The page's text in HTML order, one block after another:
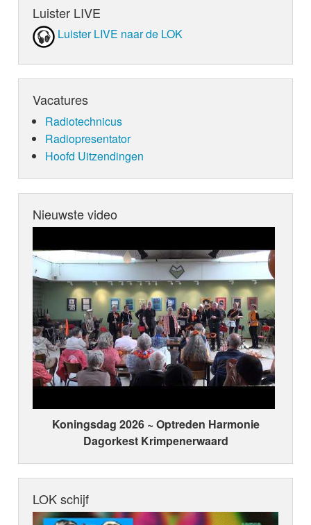
Gone’, ‘Perfect’ en natuurlijk ‘Letters’. Toen de
DubVision met wereldberoemde DJ’s als
Tiësto. Met zeventien Beatport Overall Chart Top
Progressive House Chart #1’s en een Beatport
EDM. Met meer dan 200.000 dagelijkse plays en
miljoen maandelijkse luisteraars over de hele
al, kun je zeggen dat hun muziek van hoog
over de hele wereld gekregen.
Luister LIVE
Luister LIVE naar de LOK
Vacatures
Radiotechnicus
Radiopresentator
Hoofd Uitzendingen
Nieuwste video
Koningsdag 2026 ~ Optreden Harmonie
Dagorkest Krimpenerwaard
LOK schijf